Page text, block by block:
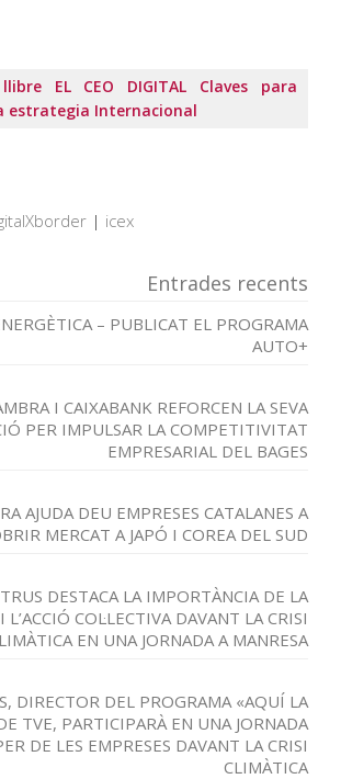
EL CEO DIGITAL Claves para
estrategia Internacional
| icex
Entrades recents
– PUBLICAT EL PROGRAMA
AUTO+
I CAIXABANK REFORCEN LA SEVA
PER IMPULSAR LA COMPETITIVITAT
EMPRESARIAL DEL BAGES
AJUDA DEU EMPRESES CATALANES A
MERCAT A JAPÓ I COREA DEL SUD
DESTACA LA IMPORTÀNCIA DE LA
COL·LECTIVA DAVANT LA CRISI
EN UNA JORNADA A MANRESA
DIRECTOR DEL PROGRAMA «AQUÍ LA
TVE, PARTICIPARÀ EN UNA JORNADA
DE LES EMPRESES DAVANT LA CRISI
CLIMÀTICA